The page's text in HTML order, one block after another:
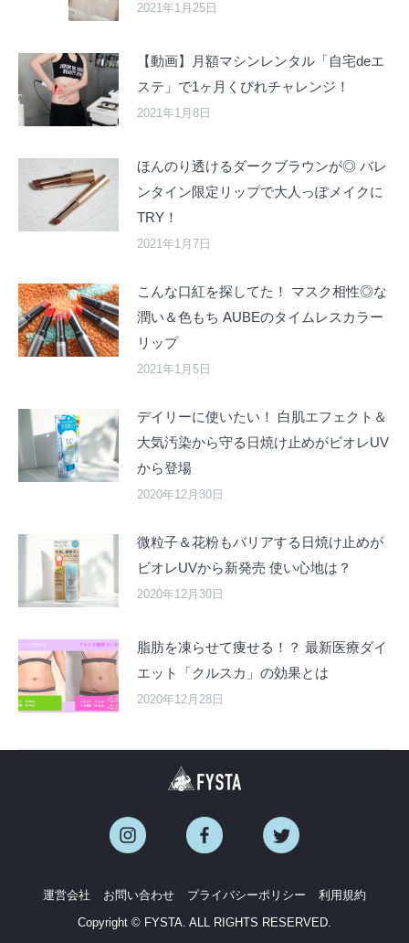
2021年1月25日
【動画】月額マシンレンタル「自宅deエ
ステ」で1ヶ月くびれチャレンジ！
2021年1月8日
ほんのり透けるダークブラウンが◎ バレ
ンタイン限定リップで大人っぽメイクに
TRY！
2021年1月7日
こんな口紅を探してた！ マスク相性◎な
潤い＆色もち AUBEのタイムレスカラー
リップ
2021年1月5日
デイリーに使いたい！ 白肌エフェクト＆
大気汚染から守る日焼け止めがビオレUV
から登場
2020年12月30日
微粒子＆花粉もバリアする日焼け止めが
ビオレUVから新発売 使い心地は？
2020年12月30日
脂肪を凍らせて痩せる！？ 最新医療ダイ
エット「クルスカ」の効果とは
2020年12月28日
運営会社 お問い合わせ プライバシーポリシー
利用規約
Copyright © FYSTA. ALL RIGHTS RESERVED.